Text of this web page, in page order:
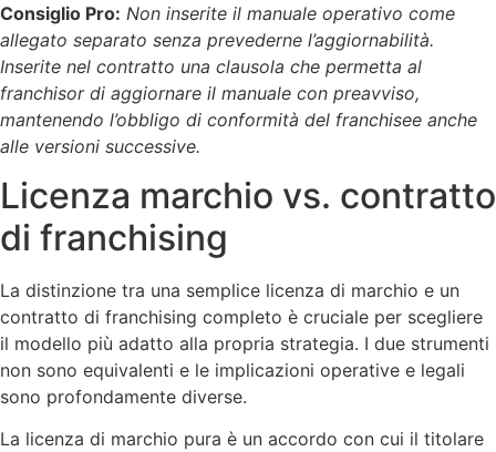
Consiglio Pro: Non inserite il manuale operativo come
allegato separato senza prevederne l’aggiornabilità.
Inserite nel contratto una clausola che permetta al
franchisor di aggiornare il manuale con preavviso,
mantenendo l’obbligo di conformità del franchisee anche
alle versioni successive.
Licenza marchio vs. contratto
di franchising
La distinzione tra una semplice licenza di marchio e un
contratto di franchising completo è cruciale per scegliere
il modello più adatto alla propria strategia. I due strumenti
non sono equivalenti e le implicazioni operative e legali
sono profondamente diverse.
La licenza di marchio pura è un accordo con cui il titolare